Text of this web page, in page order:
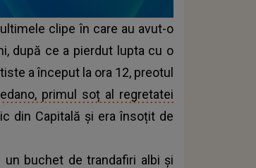
clipe în care au avut-o
după ce a pierdut lupta cu o
a început la ora 12, preotul
primul soț al regretatei
din Capitală și era însoțit de
buchet de trandafiri albi și